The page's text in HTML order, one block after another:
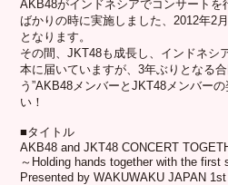
AKB48がインドネシアでコンサートを
ばかりの時に実施しました、 2012年2
となります。
その間、JKT48も成長し、 インドネシ
本に届いていますが、3年ぶりとなる
う”AKB48 メンバーとJKT48 メンバー
い！
■タイトル
AKB48and JKT48 CONCERT
～ Holding hands together with the first
Presented by WAKUWAKU JAPAN